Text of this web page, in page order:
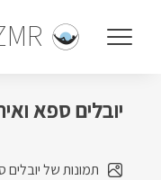
יובלים ספא
תמונות של יובלים